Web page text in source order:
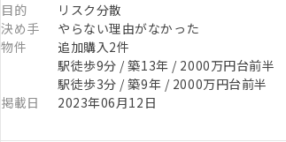
目的
リスク分散
決め手
やらない理由がなかった
物件
追加購入2件
駅徒歩9分 / 築13年 / 2000万円台前半
駅徒歩3分 / 築9年 / 2000万円台前半
掲載日
2023年06月12日